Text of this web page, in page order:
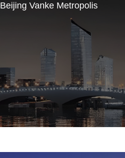
Beijing Vanke Metropolis